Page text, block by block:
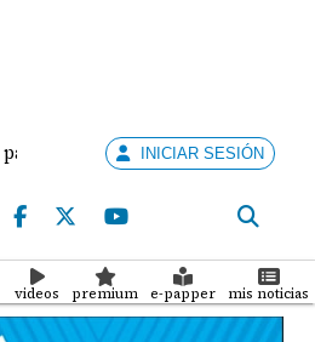
grandes sin recortar tránsitos
INICIAR SESIÓN
videos premium e-papper mis noticias